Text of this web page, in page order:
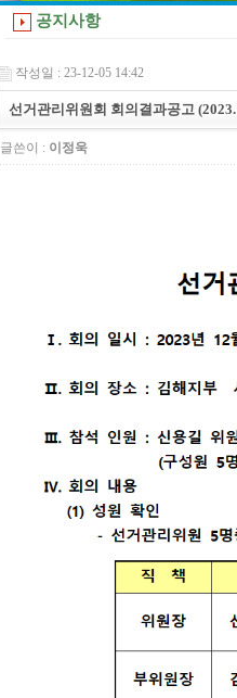
공지사항
작성일 : 23-12-05 14:42
선거관리위원회 회의결과공고
글쓴이 : 이정욱